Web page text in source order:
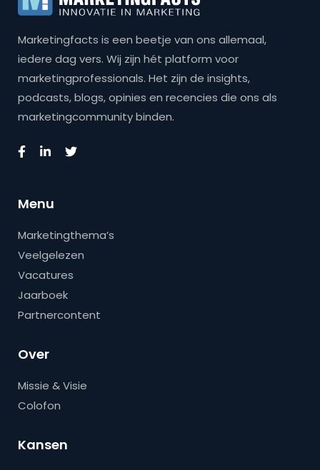
Marketingfacts is een beetje van ons allemaal,
iedere dag vers. Wij zijn hét platform voor
marketingprofessionals. Het zijn de insights,
podcasts, blogs, opinies en recencies die ons als
marketingcommunity binden.
Menu
Marketingthema’s
Veelgelezen
Vacatures
Jaarboek
Partnercontent
Over
Missie & Visie
Colofon
Kansen